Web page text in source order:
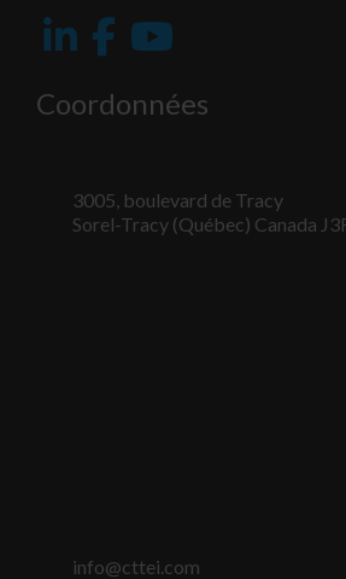
Coordonnées
3005, boulevard de Tracy
Sorel-Tracy (Québec) Canada
info@cttei.com